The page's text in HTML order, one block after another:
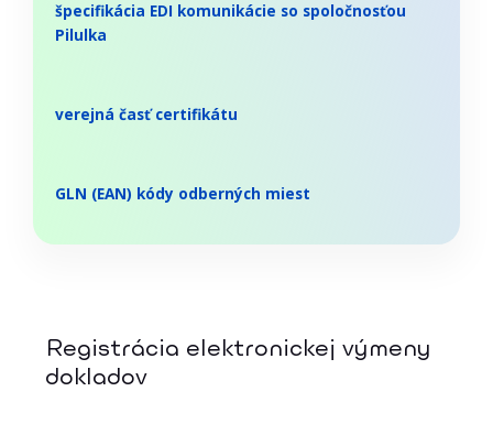
špecifikácia EDI komunikácie so spoločnosťou
Pilulka
verejná časť certifikátu
GLN (EAN) kódy odberných miest
Registrácia elektronickej výmeny
dokladov